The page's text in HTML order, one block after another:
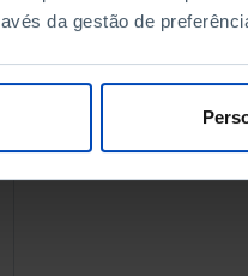
da gestão de